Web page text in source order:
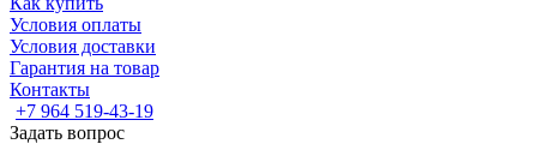
Условия оплаты
Условия доставки
Гарантия на товар
Контакты
+7 964 519-43-19
Задать вопрос